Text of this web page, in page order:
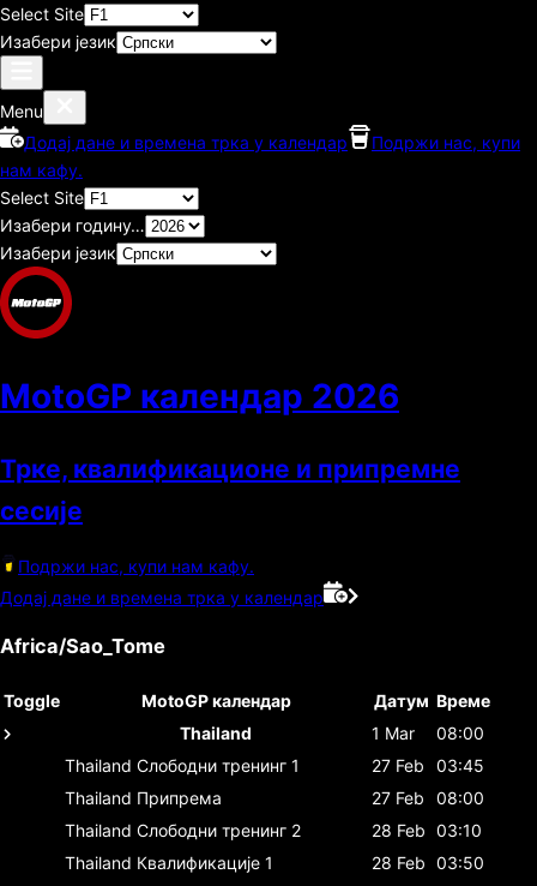
Select Site
Изабери језик
Menu
Додај дане и времена трка у календар
Подржи нас, купи
нам кафу.
Select Site
Изабери годину…
Изабери језик
MotoGP календар 2026
Трке, квалификационе и припремне
сесије
Подржи нас, купи нам кафу.
Додај дане и времена трка у календар
Africa/Sao_Tome
Toggle MotoGP календар Датум Време
Thailand
1 Mar
08:00
Thailand Слободни тренинг 1 27 Feb
03:45
Thailand Припрема 27 Feb
08:00
Thailand Слободни тренинг 2 28 Feb 03:10
Thailand Квалификације 1 28 Feb 03:50